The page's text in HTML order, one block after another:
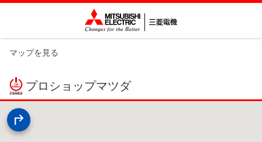
マップを見る
プロショップマツダ